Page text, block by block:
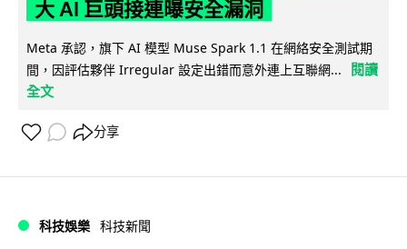
大 AI 巨頭接連曝安全漏洞
Meta 承認，旗下 AI 模型 Muse Spark 1.1 在網絡安全測試期
間，因評估夥伴 Irregular 設定出錯而意外連上互聯網...
閱讀
全文
分享
科技娛樂 科技新聞